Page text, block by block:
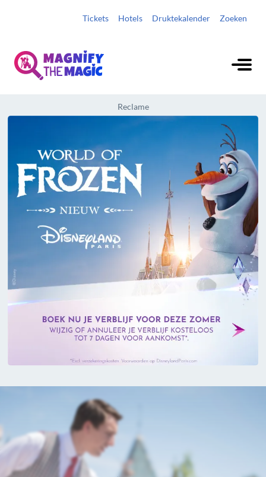
Tickets Hotels Druktekalender Zoeken
Reclame